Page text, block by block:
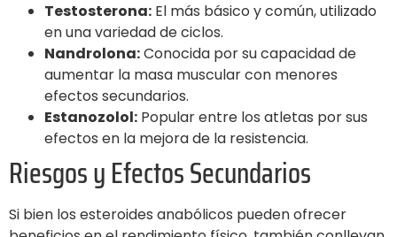
Testosterona: El más básico y común, utilizado
en una variedad de ciclos.
Nandrolona:Conocida por su capacidad de
aumentar la masa muscular con menores
efectos secundarios.
Estanozolol: Popular entre los atletas por sus
efectos en la mejora de la resistencia.
Riesgos y Efectos Secundarios
Si bien los esteroides anabólicos pueden ofrecer